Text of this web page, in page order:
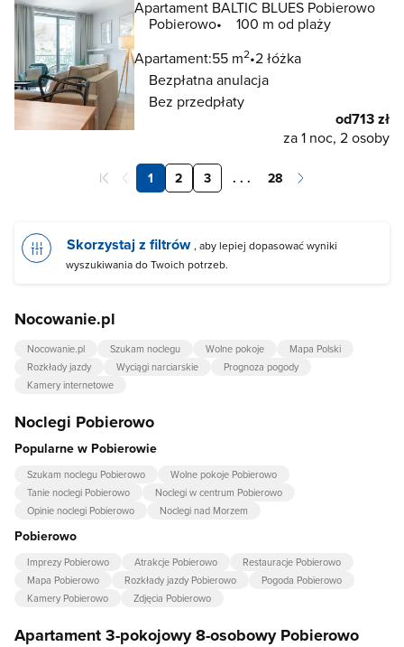
Apartament BALTIC BLUES Pobierowo
Pobierowo
100 m od plaży
Apartament:55 m2 2 łóżka
Bezpłatna anulacja
Bez przedpłaty
od713 zł
za 1 noc, 2 osoby
1 2 3 . . . 28
Skorzystaj z filtrów , aby lepiej dopasować wyniki
wyszukiwania do Twoich potrzeb.
Nocowanie.pl
Nocowanie.pl Szukam noclegu Wolne pokoje
Mapa Polski
Rozkłady jazdy
Wyciągi narciarskie
Prognoza pogody
Kamery internetowe
Noclegi Pobierowo
Popularne w Pobierowie
Szukam noclegu Pobierowo
Wolne pokoje Pobierowo
Tanie noclegi Pobierowo
Noclegi w centrum Pobierowo
Opinie noclegi Pobierowo
Noclegi nad Morzem
Pobierowo
Imprezy Pobierowo Atrakcje Pobierowo
Restauracje Pobierowo
Mapa Pobierowo
Rozkłady jazdy Pobierowo
Pogoda Pobierowo
Kamery Pobierowo
Zdjęcia Pobierowo
Apartament 3-pokojowy 8-osobowy Pobierowo